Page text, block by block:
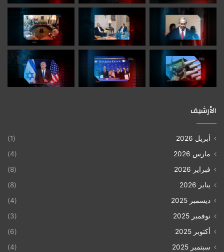
الأرشيف
أبريل 2026
(1)
مارس 2026
(4)
فبراير 2026
(8)
يناير 2026
(8)
ديسمبر 2025
(4)
نوفمبر 2025
(3)
أكتوبر 2025
(6)
سبتمبر 2025
(4)